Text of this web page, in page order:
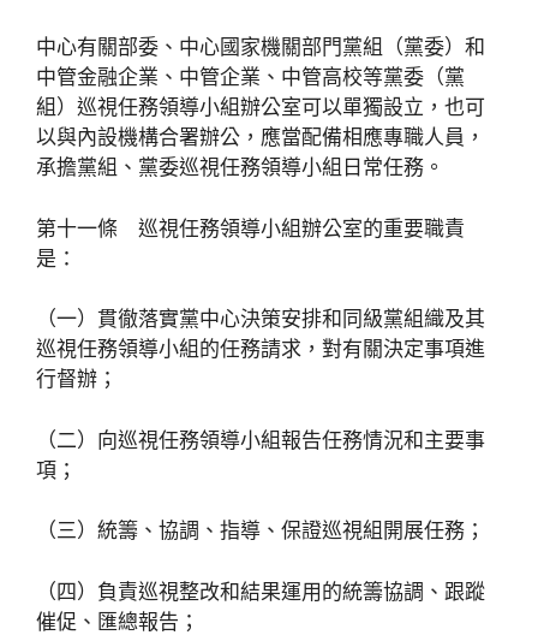
中心有關部委、中心國家機關部門黨組（黨委）和
中管金融企業、中管企業、中管高校等黨委（黨
組）巡視任務領導小組辦公室可以單獨設立，也可
以與內設機構合署辦公，應當配備相應專職人員，
承擔黨組、黨委巡視任務領導小組日常任務。
第十一條 巡視任務領導小組辦公室的重要職責
是：
（一）貫徹落實黨中心決策安排和同級黨組織及其
巡視任務領導小組的任務請求，對有關決定事項進
行督辦；
（二）向巡視任務領導小組報告任務情況和主要事
項；
（三）統籌、協調、指導、保證巡視組開展任務；
（四）負責巡視整改和結果運用的統籌協調、跟蹤
催促、匯總報告；